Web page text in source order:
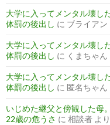
大学に入ってメンタル壊し
体罰の後出し に ブライアン
大学に入ってメンタル壊し
体罰の後出し に くまちゃん
大学に入ってメンタル壊し
体罰の後出し に 匿名ちゃん
いじめた継父と傍観した母
22歳の危うさ に 相談者 より